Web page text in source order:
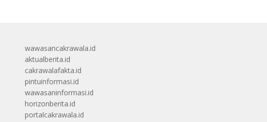
wawasancakrawala.id
aktualberita.id
cakrawalafakta.id
pintuinformasi.id
wawasaninformasi.id
horizonberita.id
portalcakrawala.id